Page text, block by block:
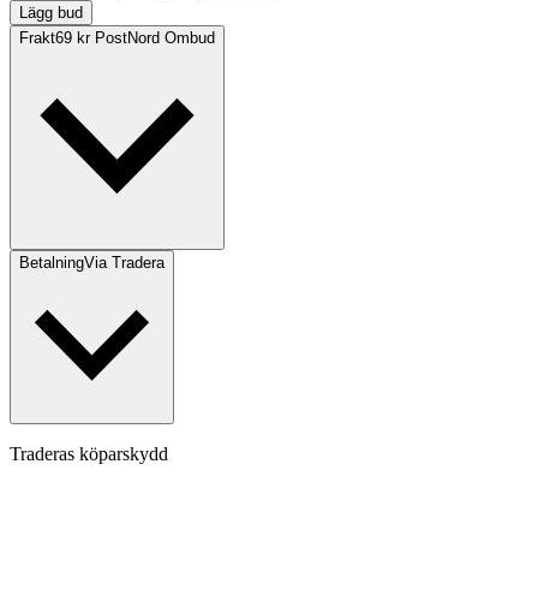
Lägg bud
Frakt69 kr PostNord Ombud
BetalningVia Tradera
Traderas köparskydd